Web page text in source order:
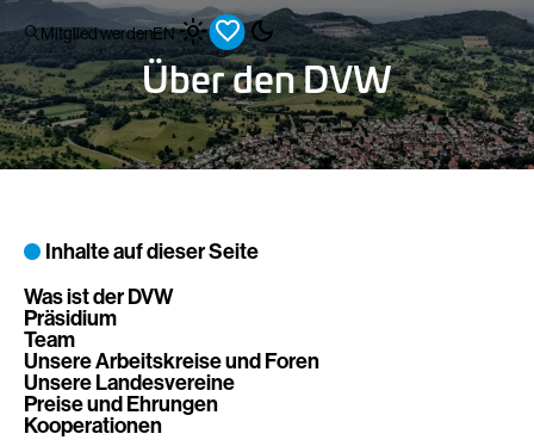
Mitglied werdenEN
Über den DVW
Inhalte auf dieser Seite
Was ist der DVW
Präsidium
Team
Unsere Arbeitskreise und Foren
Unsere Landesvereine
Preise und Ehrungen
Kooperationen